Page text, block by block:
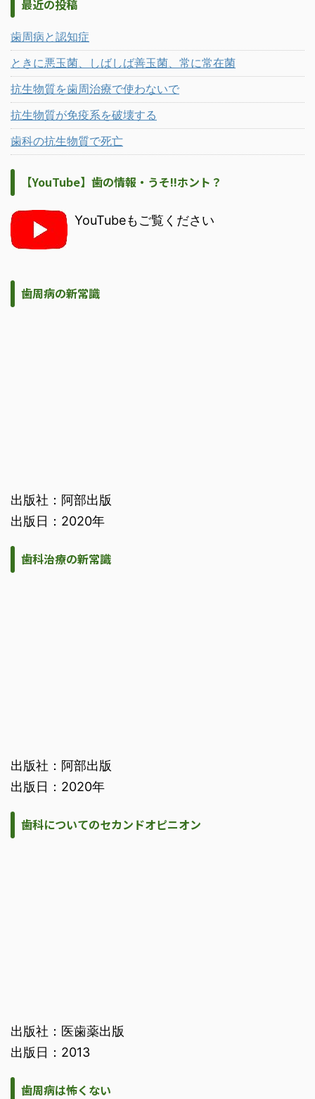
最近の投稿
歯周病と認知症
ときに悪玉菌、しばしば善玉菌、常に常在菌
抗生物質を歯周治療で使わないで
抗生物質が免疫系を破壊する
歯科の抗生物質で死亡
【YouTube】歯の情報・うそ!!ホント？
YouTubeもご覧ください
歯周病の新常識
出版社：阿部出版
出版日：2020年
歯科治療の新常識
出版社：阿部出版
出版日：2020年
歯科についてのセカンドオピニオン
出版社：医歯薬出版
出版日：2013
歯周病は怖くない